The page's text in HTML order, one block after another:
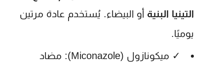
التينيا البنية أو البيضاء. يُستخدم عادة مرتين
يوميًا.
✓ ميكونازول (Miconazole):
مضاد